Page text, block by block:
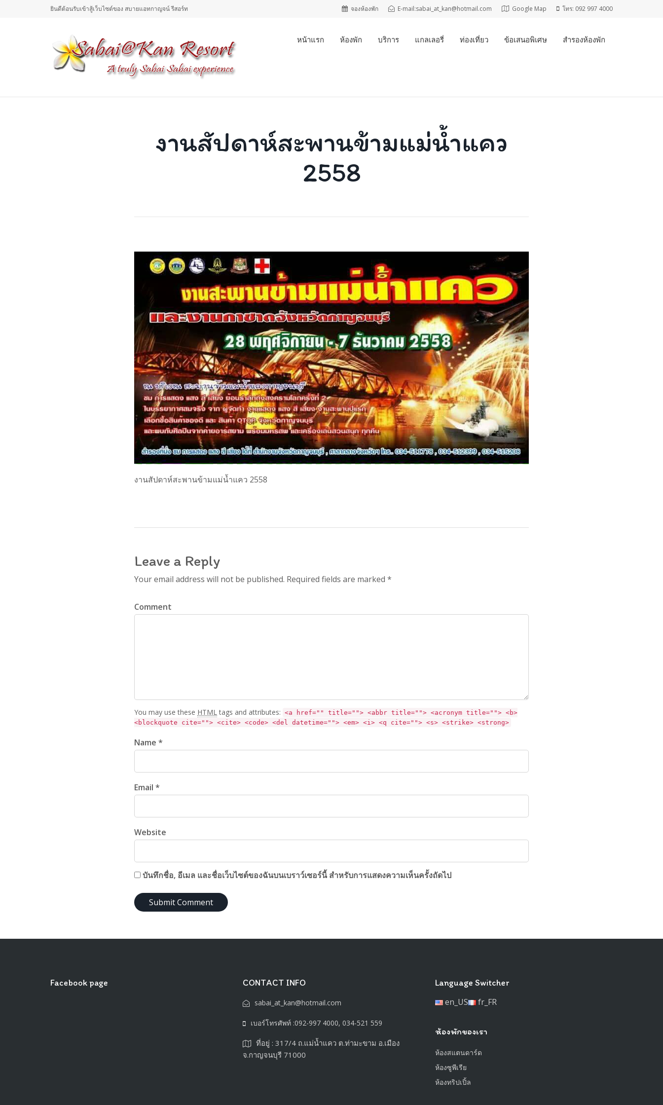
ยินดีต้อนรับเข้าสู้เว็บไซต์ของ สบายแอทกาญจน์ รีสอร์ท จองห้องพัก E-mail:sabai_at_kan@hotmail.com Google Map โทร: 092 997 4000
หน้าแรก ห้องพัก บริการ แกลเลอรี่ ท่องเที่ยว ข้อเสนอพิเศษ สำรองห้องพัก
งานสัปดาห์สะพานข้ามแม่น้ำแคว
2558
งานสัปดาห์สะพานข้ามแม่น้ำแคว 2558
Leave a Reply
Your email address will not be published. Required fields are marked *
Comment
You may use these HTMLtags and attributes: <a href="" title=""> <abbr title=""> <acronym title=""> <b>
<blockquote cite=""> <cite> <code> <del datetime=""> <em> <i> <q cite=""> <s> <strike> <strong>
Name *
Email *
Website
บันทึกชื่อ, อีเมล และชื่อเว็บไซต์ของฉันบนเบราว์เซอร์นี้ สำหรับการแสดงความเห็นครั้งถัดไป
Facebook page CONTACT INFO
sabai_at_kan@hotmail.com
เบอร์โทรศัพท์ :092-997 4000, 034-521 559
ที่อยู่ : 317/4 ถ.แม่น้ำแคว ต.ท่ามะขาม อ.เมือง
จ.กาญจนบุรี 71000
Language Switcher
en_US
fr_FR
ห้องพักของเรา
ห้องสแตนดาร์ด
ห้องซูพีเรีย
ห้องทริปเปิ้ล